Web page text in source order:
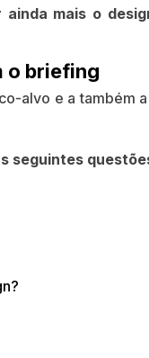
ainda mais o
o briefing
alvo e a também a
seguintes